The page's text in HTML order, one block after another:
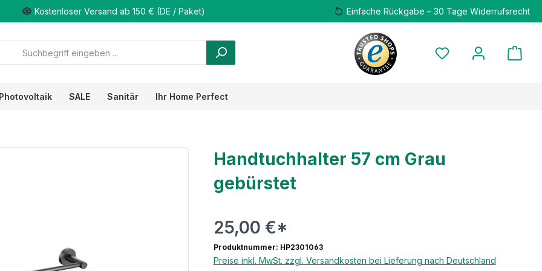
Kostenloser Versand ab 150 € (DE / Paket) Einfache Rückgabe – 30 Tage Widerrufsrecht
Photovoltaik SALE Sanitär Ihr Home Perfect
Handtuchhalter 57 cm Grau
gebürstet
25,00 €*
Produktnummer: HP2301063
Preise inkl. MwSt. zzgl. Versandkosten bei Lieferung nach Deutschland